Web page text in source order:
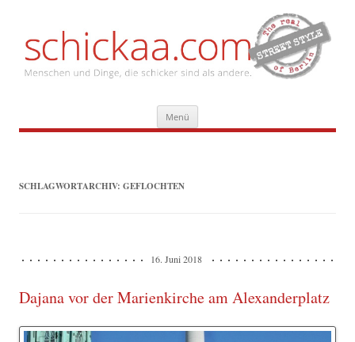
Menü Inhalt
springen
SCHLAGWORTARCHIV: GEFLOCHTEN
16. Juni 2018
Dajana vor der Marienkirche am Alexanderplatz